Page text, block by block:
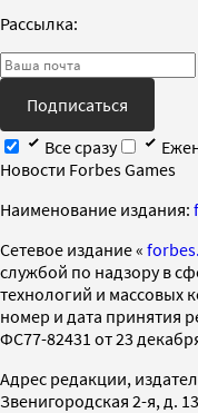
Рассылка:
Подписаться
Все сразу
Новости Forbes Games
Наименование издания:
Cетевое издание «
службой по надзору в
технологий и массовых
номер и дата принятия
ФС77-82431 от 23
Адрес редакции,
Звенигородская 2-я, д.